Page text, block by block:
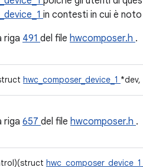
in contesti in cui è
riga 491 del file hwcomposer.h .
hwc_composer_device_1
riga 657 del file hwcomposer.h .
hwc_composer_device_1